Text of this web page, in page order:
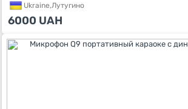
Ukraine,Лутугино
6000 UAH